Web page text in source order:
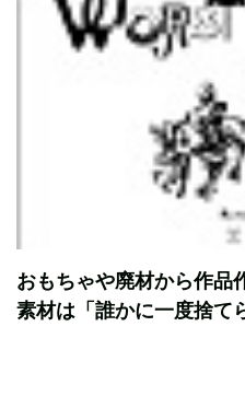
おもちゃや廃材から作品
素材は「誰かに一度捨て